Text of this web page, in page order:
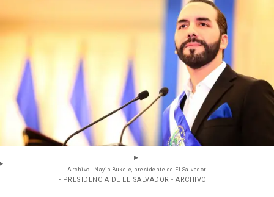
Archivo - Nayib Bukele, presidente de El Salvador
- PRESIDENCIA DE EL SALVADOR - ARCHIVO